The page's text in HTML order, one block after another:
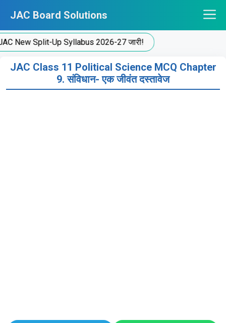
content
JAC Board Solutions
Split-Up Syllabus 2026-27 जारी!
JAC Class 11 Political Science MCQ Chapter
9. संविधान- एक जीवंत दस्तावेज